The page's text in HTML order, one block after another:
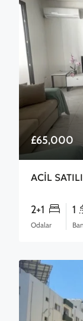
£65,000
ACİL
2+1
Odalar
1